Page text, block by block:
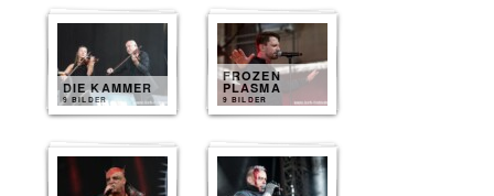
DIE KAMMER
9 BILDER
FROZEN
PLASMA
9 BILDER